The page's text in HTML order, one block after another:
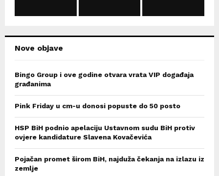
Nove objave
Bingo Group i ove godine otvara vrata VIP događaja
građanima
Pink Friday u cm-u donosi popuste do 50 posto
HSP BiH podnio apelaciju Ustavnom sudu BiH protiv
ovjere kandidature Slavena Kovačevića
Pojačan promet širom BiH, najduža čekanja na izlazu iz
zemlje